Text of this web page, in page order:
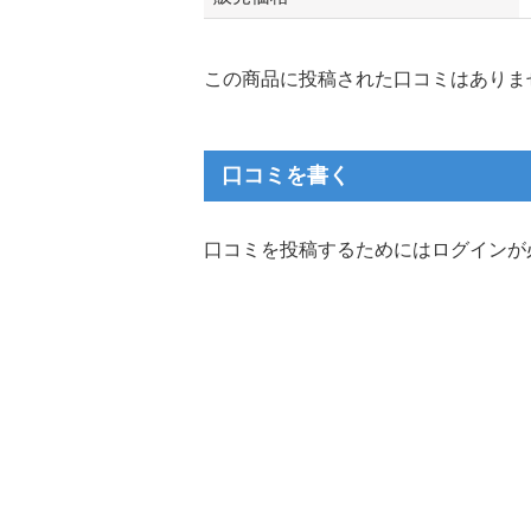
この商品に投稿された口コミはありま
口コミを書く
口コミを投稿するためにはログインが